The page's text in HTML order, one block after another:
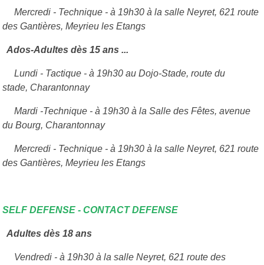
Mercredi - Technique - à 19h30 à la salle Neyret, 621 route
des Gantières, Meyrieu les Etangs
Ados-Adultes dès 15 ans ...
Lundi - Tactique - à 19h30 au Dojo-Stade, route du
stade, Charantonnay
Mardi -Technique - à 19h30 à la Salle des Fêtes, avenue
du Bourg, Charantonnay
Mercredi - Technique - à 19h30 à la salle Neyret, 621 route
des Gantières, Meyrieu les Etangs
SELF DEFENSE - CONTACT DEFENSE
Adultes dès 18 ans
Vendredi - à 19h30 à la salle Neyret, 621 route des